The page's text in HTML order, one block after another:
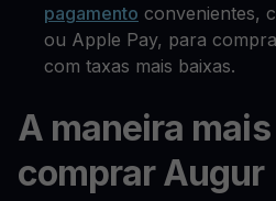
pagamento convenientes,
ou Apple Pay, para
com taxas mais baixas.
A maneira
comprar Augur